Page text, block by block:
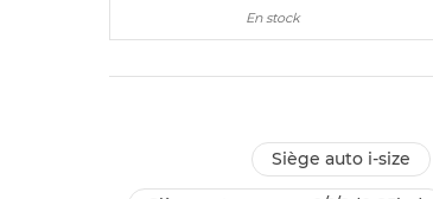
En stock
siège auto i-size